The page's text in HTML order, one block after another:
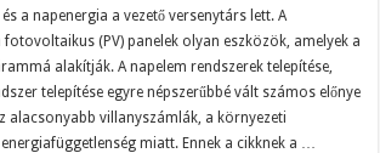
a napenergia a vezető versenytárs lett. A
fotovoltaikus (PV) panelek olyan eszközök, amelyek a
alakítják. A napelem rendszerek telepítése,
telepítése egyre népszerűbbé vált számos előnye
alacsonyabb villanyszámlák, a környezeti
miatt. Ennek a cikknek a …